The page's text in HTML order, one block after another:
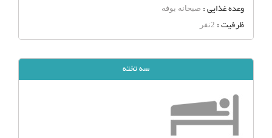
وعده غذایی : صبحانه بوفه
ظرفیت : 2نفر
سه تخته